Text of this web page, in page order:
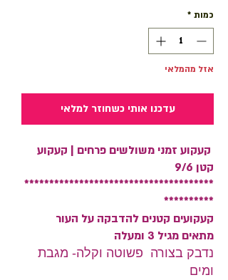
כמות *
אזל מהמלאי
עדכנו אותי כשחוזר למלאי
קעקוע זמני משולשים פרחים | קעקוע
קטן 9/6
**************************************
**********
קעקועים קטנים להדבקה על העור
מתאים מגיל 3 ומעלה
נדבק בצורה פשוטה וקלה- מגבת
ומים